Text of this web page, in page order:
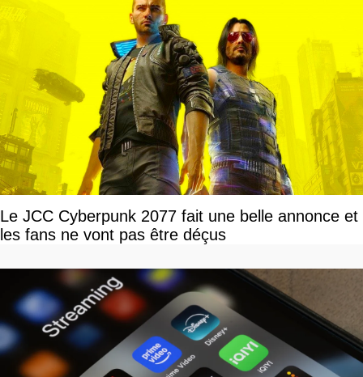
Le JCC Cyberpunk 2077 fait une belle annonce et
les fans ne vont pas être déçus